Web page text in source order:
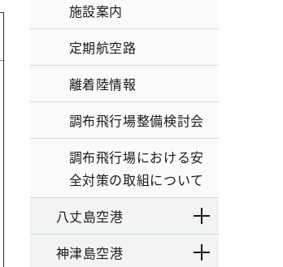
施設案内
定期航空路
離着陸情報
調布飛行場整備検討会
調布飛行場における安
全対策の取組について
八丈島空港
神津島空港